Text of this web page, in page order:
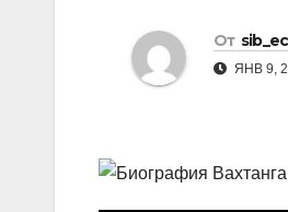
От
ЯНВ 9,